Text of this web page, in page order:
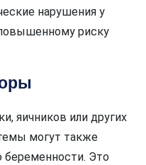
нарушения у
риску
яичников или других
могут также
Это